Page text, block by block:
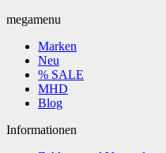
megamenu
Marken
Neu
% SALE
MHD
Blog
Informationen